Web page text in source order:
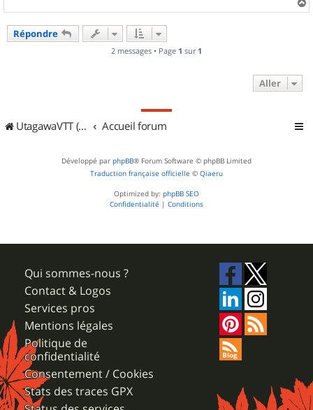
a
Répondre
2 messages • Page 1 sur 1
Aller
UtagawaVTT (Randos VTT et VTTAE avec traces GPS) Accueil forum
Développé par phpBB® Forum Software © phpBB Limited
Traduction française officielle © Qiaeru
Optimized by: phpBB SEO
Confidentialité | Conditions
Qui sommes-nous ?
Contact & Logos
Services pros
Mentions légales
Politique de
confidentialité
Consentement / Cookies
Stats des traces GPX